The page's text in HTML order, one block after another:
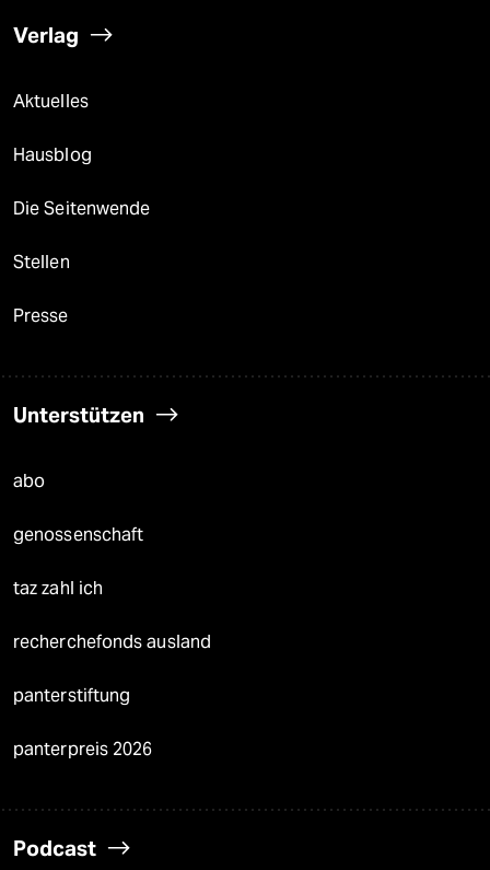
Verlag
Aktuelles
Hausblog
Die Seitenwende
Stellen
Presse
Unterstützen
abo
genossenschaft
taz zahl ich
recherchefonds ausland
panterstiftung
panterpreis 2026
Podcast